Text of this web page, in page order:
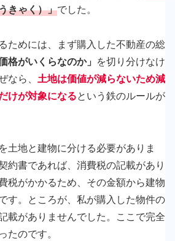
きゃく）」でした。
ためには、まず購入した不動産の総
格がいくらなのか」 を切り分けなけ
ら、 土地は価値が減らないため減
けが対象になるという鉄のルールが
土地と建物に分ける必要がありま
約書であれば、消費税の記載があり
税がかかるため、その金額から建物
す。ところが、私が購入した物件の
載がありませんでした。ここで完全
たのです。